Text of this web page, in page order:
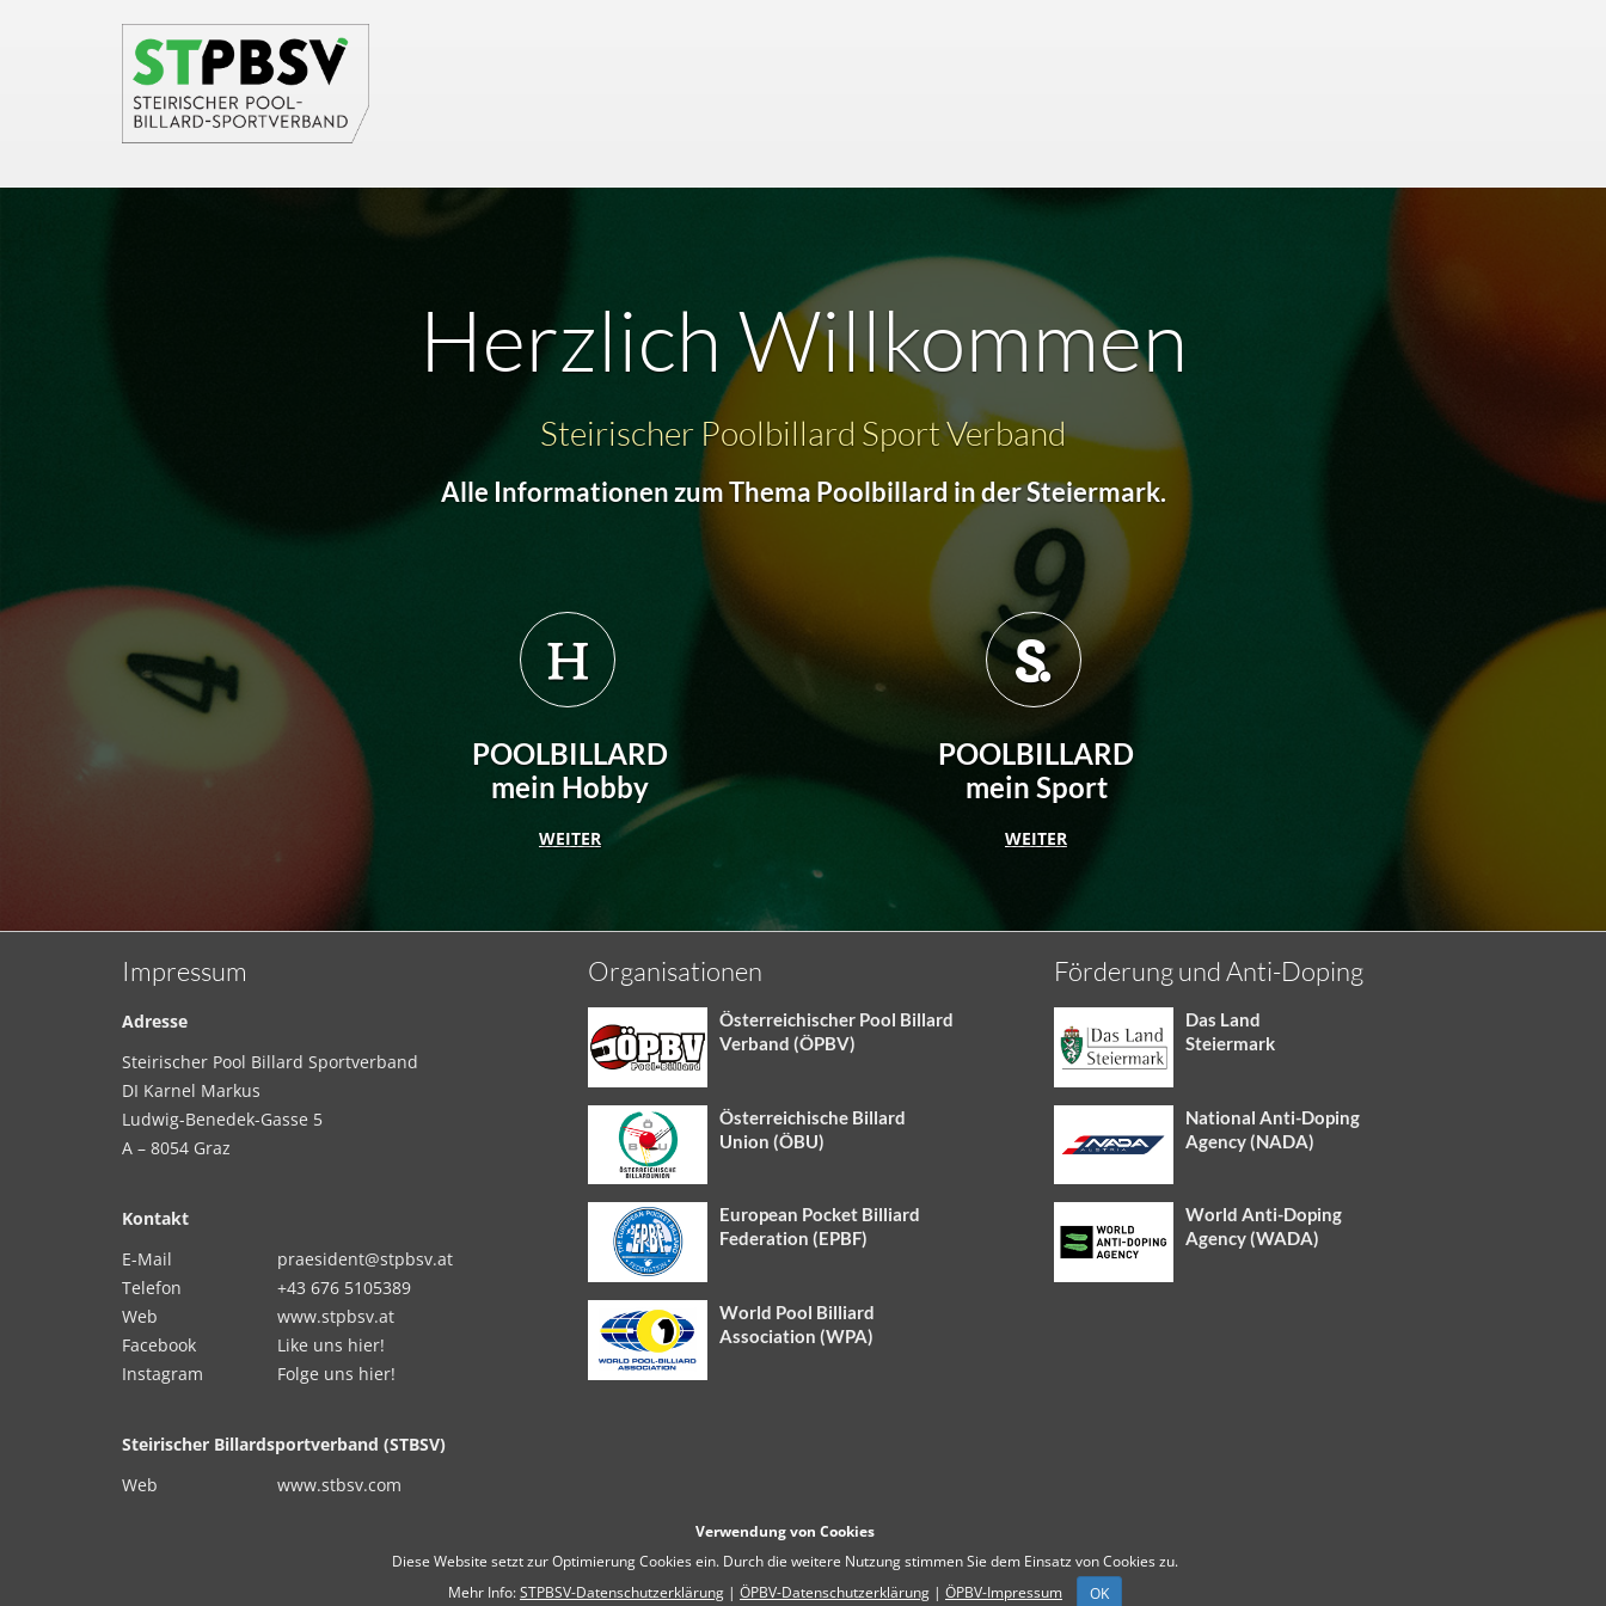
Verwendung von Cookies
Diese Website setzt zur Optimierung Cookies ein. Durch die weitere Nutzung stimmen Sie dem Einsatz von Cookies zu.
Mehr Info:STPBSV-Datenschutzerklärung | ÖPBV-Datenschutzerklärung | ÖPBV-Impressum OK
Herzlich Willkommen
Steirischer Poolbillard Sport Verband
Alle Informationen zum Thema Poolbillard in der Steiermark.
POOLBILLARD
mein Hobby
WEITER
POOLBILLARD
mein Sport
WEITER
Impressum
Adresse
Steirischer Pool Billard Sportverband
DI Karnel Markus
Ludwig-Benedek-Gasse 5
A – 8054 Graz
Kontakt
E-Mail
praesident@stpbsv.at
Telefon
+43 676 5105389
Web
www.stpbsv.at
Facebook
Like uns hier!
Instagram
Folge uns hier!
Steirischer Billardsportverband (STBSV)
Web
www.stbsv.com
Organisationen
Österreichischer Pool Billard
Verband (ÖPBV)
Österreichische Billard
Union (ÖBU)
European Pocket Billiard
Federation (EPBF)
World Pool Billiard
Association (WPA)
Förderung und Anti-Doping
Das Land
Steiermark
National Anti-Doping
Agency (NADA)
World Anti-Doping
Agency (WADA)
© 2018STPBSV, inkl. alle Rechte vorbehalten | WebSite byWPPN